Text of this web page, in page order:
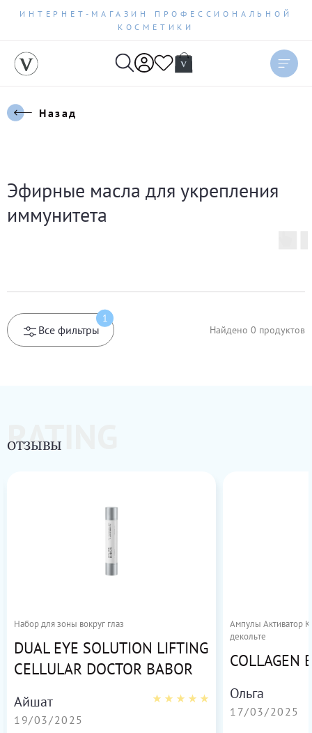
ИНТЕРНЕТ-МАГАЗИН ПРОФЕССИОНАЛЬНОЙ
КОСМЕТИКИ
Назад
Эфирные масла для укрепления
иммунитета
Все фильтры
1
Найдено 0 продуктов
RATING
ОТЗЫВЫ
Набор для зоны вокруг глаз
DUAL EYE SOLUTION LIFTING
CELLULAR DOCTOR BABOR
Айшат
19/03/2025
Ампулы Активатор
декольте
COLLAGEN
Ольга
17/03/2025